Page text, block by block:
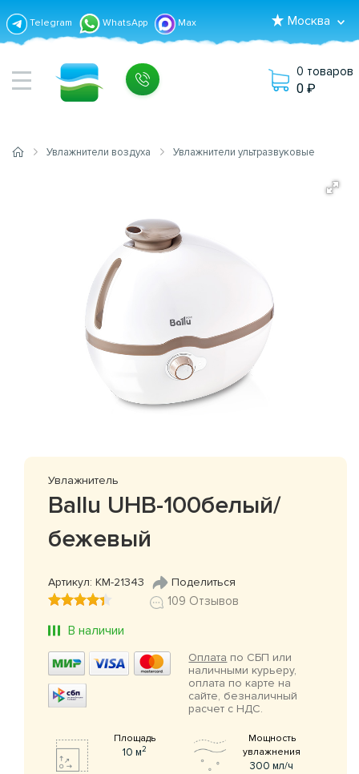
Telegram WhatsApp Max Москва
0 товаров
0
Увлажнители воздуха Увлажнители ультразвуковые
Увлажнитель
Ballu UHB-100белый/
бежевый
Артикул: КМ-21343 Поделиться
109 Отзывов
В наличии
Оплата по СБП или
наличными курьеру,
оплата по карте на
сайте, безналичный
расчет с НДС.
Площадь
10 м2
Мощность
увлажнения
300 мл/ч